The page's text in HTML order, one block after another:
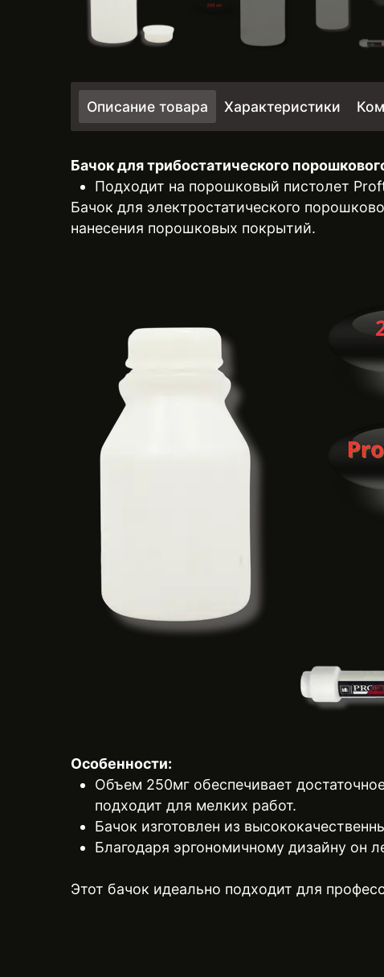
Описание товара Характеристики
Бачок для трибостатического
Подходит на порошковый пистолет
Бачок для электростатического
нанесения порошковых покрытий.
Особенности:
Объем 250мг обеспечивает
подходит для мелких работ.
Бачок изготовлен из
Благодаря эргономичному дизайну он
Этот бачок идеально подходит для